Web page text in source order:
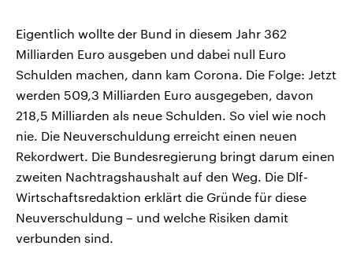
Eigentlich wollte der Bund in diesem Jahr 362
Milliarden Euro ausgeben und dabei null Euro
Schulden machen, dann kam Corona. Die Folge: Jetzt
werden 509,3 Milliarden Euro ausgegeben, davon
218,5 Milliarden als neue Schulden. So viel wie noch
nie. Die Neuverschuldung erreicht einen neuen
Rekordwert. Die Bundesregierung bringt darum einen
zweiten Nachtragshaushalt auf den Weg. Die Dlf-
Wirtschaftsredaktion erklärt die Gründe für diese
Neuverschuldung – und welche Risiken damit
verbunden sind.